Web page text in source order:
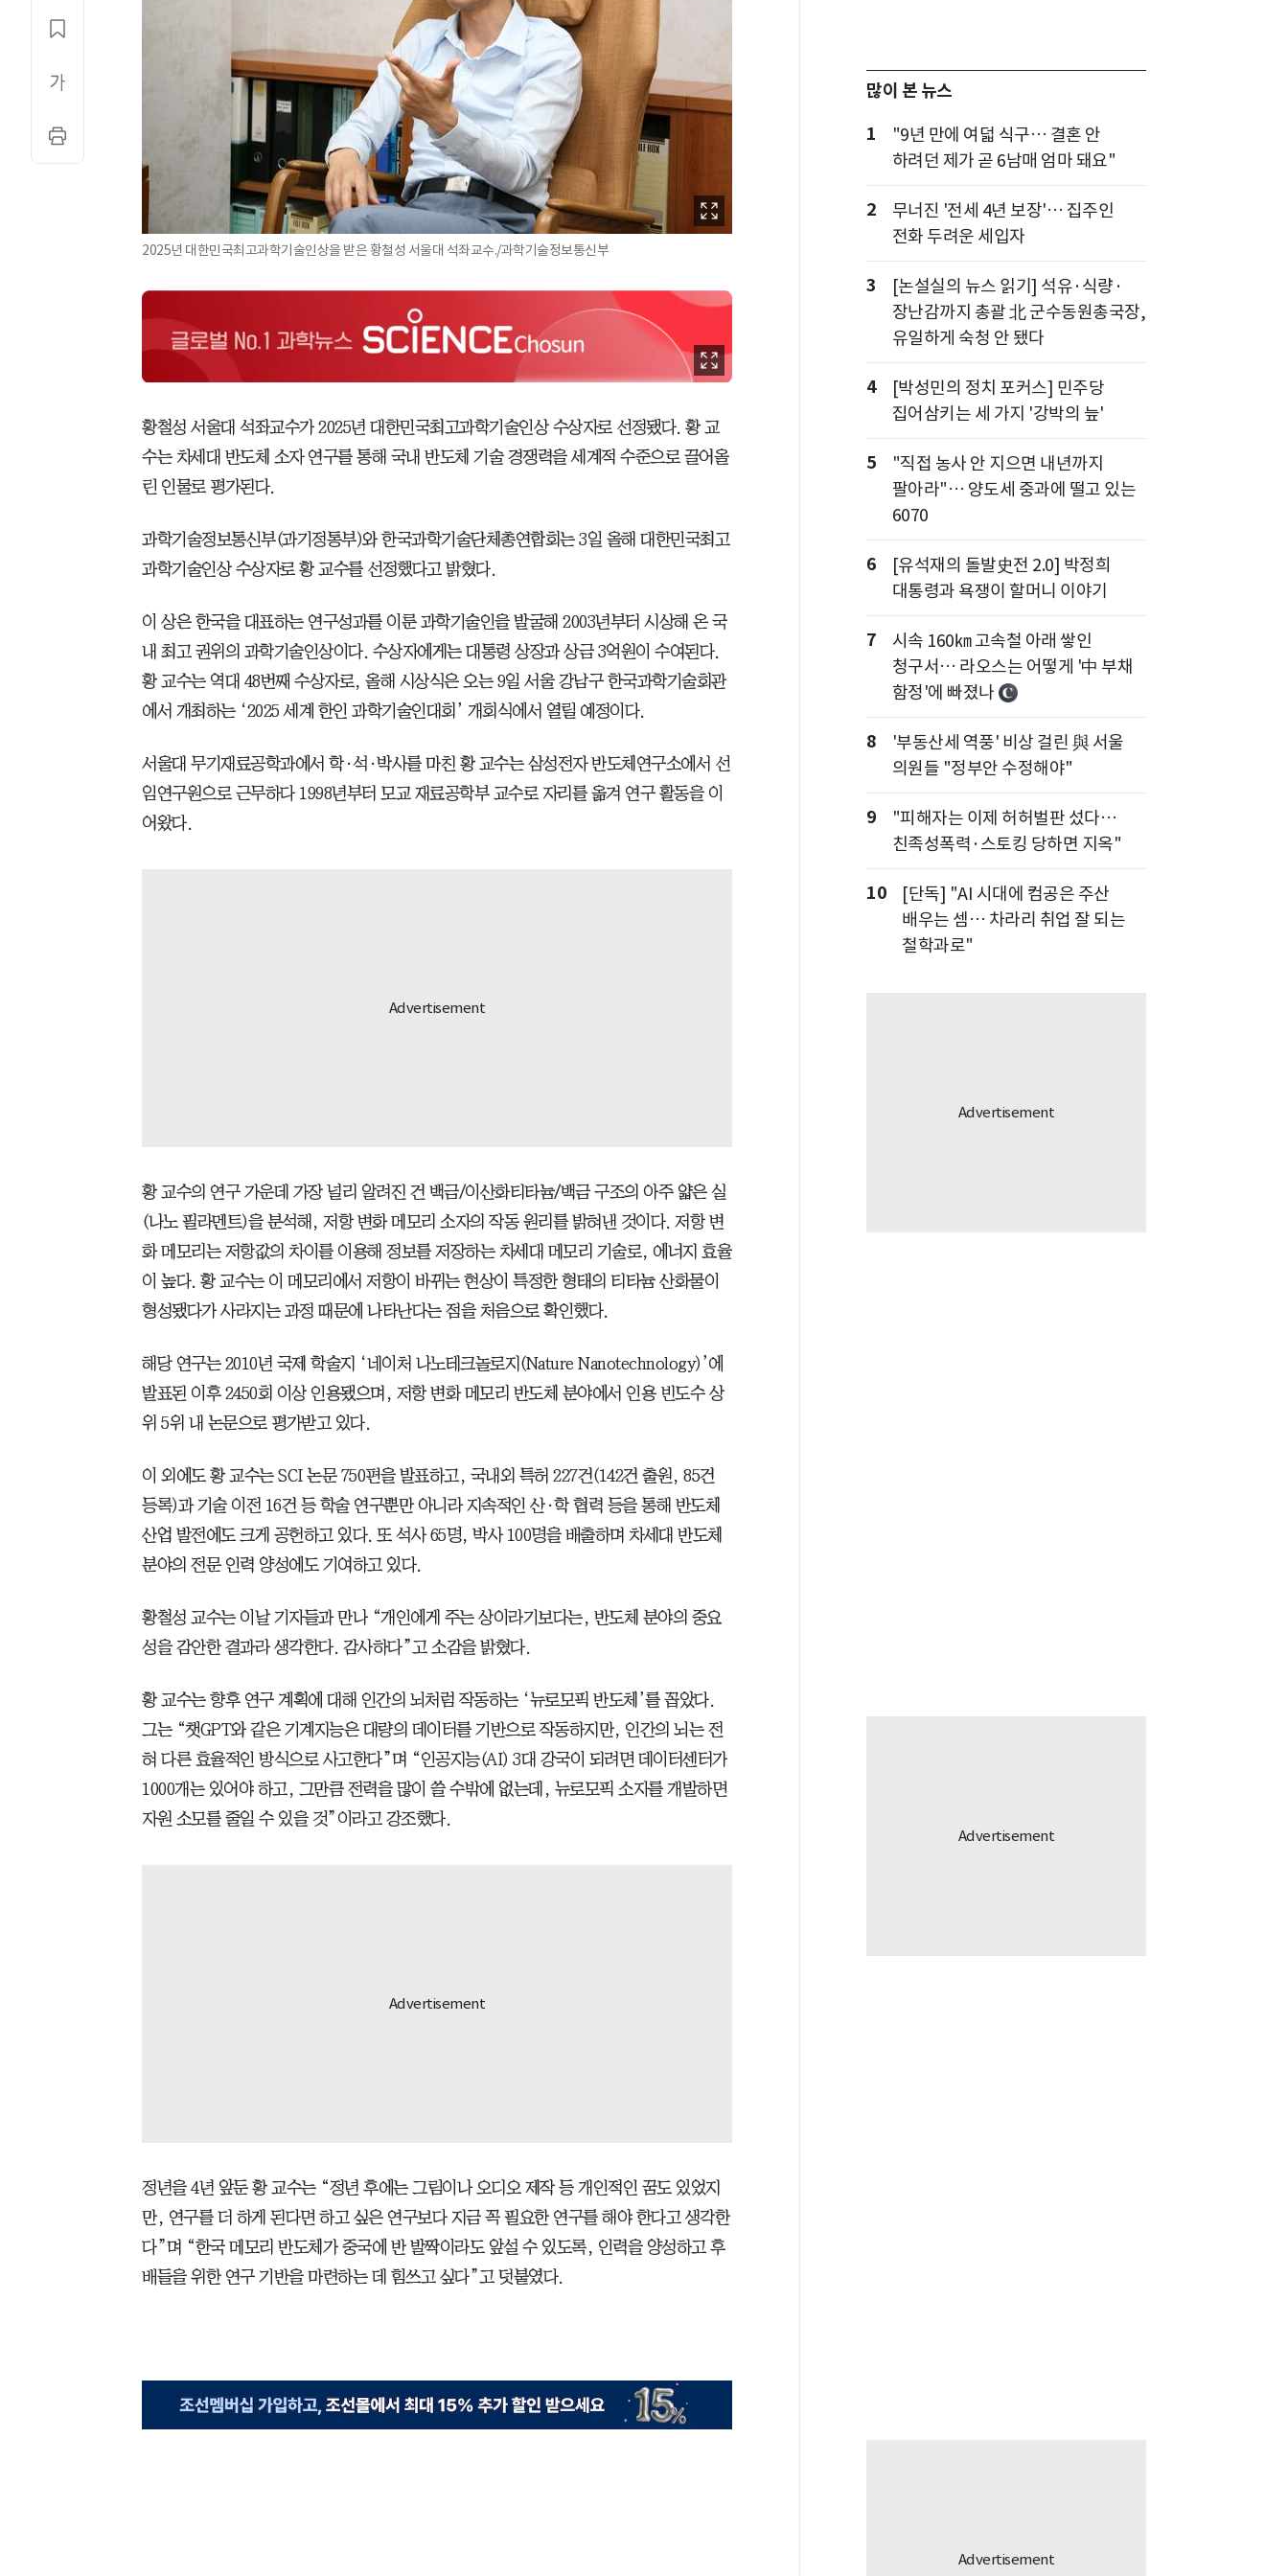
2025년 대한민국최고과학기술인상을 받은 황철성 서울대 석좌교수./과학기술정보통신부
황철성 서울대 석좌교수가 2025년 대한민국최고과학기술인상 수상자로 선정됐다. 황 교
수는 차세대 반도체 소자 연구를 통해 국내 반도체 기술 경쟁력을 세계적 수준으로 끌어올
린 인물로 평가된다.
과학기술정보통신부(과기정통부)와 한국과학기술단체총연합회는 3일 올해 대한민국최고
과학기술인상 수상자로 황 교수를 선정했다고 밝혔다.
이 상은 한국을 대표하는 연구성과를 이룬 과학기술인을 발굴해 2003년부터 시상해 온 국
내 최고 권위의 과학기술인상이다. 수상자에게는 대통령 상장과 상금 3억원이 수여된다.
황 교수는 역대 48번째 수상자로, 올해 시상식은 오는 9일 서울 강남구 한국과학기술회관
에서 개최하는 ‘2025 세계 한인 과학기술인대회’ 개회식에서 열릴 예정이다.
서울대 무기재료공학과에서 학·석·박사를 마친 황 교수는 삼성전자 반도체연구소에서 선
임연구원으로 근무하다 1998년부터 모교 재료공학부 교수로 자리를 옮겨 연구 활동을 이
어왔다.
황 교수의 연구 가운데 가장 널리 알려진 건 백금/이산화티타늄/백금 구조의 아주 얇은 실
(나노 필라멘트)을 분석해, 저항 변화 메모리 소자의 작동 원리를 밝혀낸 것이다. 저항 변
화 메모리는 저항값의 차이를 이용해 정보를 저장하는 차세대 메모리 기술로, 에너지 효율
이 높다. 황 교수는 이 메모리에서 저항이 바뀌는 현상이 특정한 형태의 티타늄 산화물이
형성됐다가 사라지는 과정 때문에 나타난다는 점을 처음으로 확인했다.
해당 연구는 2010년 국제 학술지 ‘네이처 나노테크놀로지(Nature Nanotechnology)’에
발표된 이후 2450회 이상 인용됐으며, 저항 변화 메모리 반도체 분야에서 인용 빈도수 상
위 5위 내 논문으로 평가받고 있다.
이 외에도 황 교수는 SCI 논문 750편을 발표하고, 국내외 특허 227건(142건 출원, 85건
등록)과 기술 이전 16건 등 학술 연구뿐만 아니라 지속적인 산·학 협력 등을 통해 반도체
산업 발전에도 크게 공헌하고 있다. 또 석사 65명, 박사 100명을 배출하며 차세대 반도체
분야의 전문 인력 양성에도 기여하고 있다.
황철성 교수는 이날 기자들과 만나 “개인에게 주는 상이라기보다는, 반도체 분야의 중요
성을 감안한 결과라 생각한다. 감사하다”고 소감을 밝혔다.
황 교수는 향후 연구 계획에 대해 인간의 뇌처럼 작동하는 ‘뉴로모픽 반도체’를 꼽았다.
그는 “챗GPT와 같은 기계지능은 대량의 데이터를 기반으로 작동하지만, 인간의 뇌는 전
혀 다른 효율적인 방식으로 사고한다”며 “인공지능(AI) 3대 강국이 되려면 데이터센터가
1000개는 있어야 하고, 그만큼 전력을 많이 쓸 수밖에 없는데, 뉴로모픽 소자를 개발하면
자원 소모를 줄일 수 있을 것”이라고 강조했다.
정년을 4년 앞둔 황 교수는 “정년 후에는 그림이나 오디오 제작 등 개인적인 꿈도 있었지
만, 연구를 더 하게 된다면 하고 싶은 연구보다 지금 꼭 필요한 연구를 해야 한다고 생각한
다”며 “한국 메모리 반도체가 중국에 반 발짝이라도 앞설 수 있도록, 인력을 양성하고 후
배들을 위한 연구 기반을 마련하는 데 힘쓰고 싶다”고 덧붙였다.
많이 본 뉴스
1
"9년 만에 여덟 식구… 결혼 안
하려던 제가 곧 6남매 엄마 돼요"
2
무너진 '전세 4년 보장'… 집주인
전화 두려운 세입자
3
[논설실의 뉴스 읽기] 석유·식량·
장난감까지 총괄 北 군수동원총국장,
유일하게 숙청 안 됐다
4
[박성민의 정치 포커스] 민주당
집어삼키는 세 가지 '강박의 늪'
5
"직접 농사 안 지으면 내년까지
팔아라"… 양도세 중과에 떨고 있는
6070
6
[유석재의 돌발史전 2.0] 박정희
대통령과 욕쟁이 할머니 이야기
7
시속 160㎞ 고속철 아래 쌓인
청구서… 라오스는 어떻게 '中 부채
함정'에 빠졌나
8
'부동산세 역풍' 비상 걸린 與 서울
의원들 "정부안 수정해야"
9
"피해자는 이제 허허벌판 섰다…
친족성폭력·스토킹 당하면 지옥"
10
[단독] "AI 시대에 컴공은 주산
배우는 셈… 차라리 취업 잘 되는
철학과로"